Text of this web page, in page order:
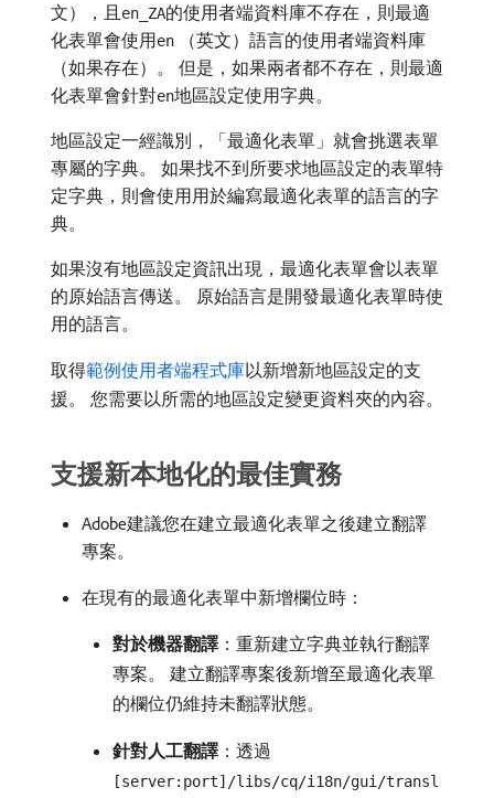
文），且 en_ZA的使用者端資料庫不存在，則最適
化表單會使用en
（英文）語言的使用者端資料庫
（如果存在）。 但是，如果兩者都不存在，則最適
化表單會針對en地區設定使用字典。
地區設定一經識別，「最適化表單」就會挑選表單
專屬的字典。 如果找不到所要求地區設定的表單特
定字典，則會使用用於編寫最適化表單的語言的字
典。
如果沒有地區設定資訊出現，最適化表單會以表單
的原始語言傳送。 原始語言是開發最適化表單時使
用的語言。
取得範例使用者端程式庫以新增新地區設定的支
援。 您需要以所需的地區設定變更資料夾的內容。
支援新本地化的最佳實務
Adobe建議您在建立最適化表單之後建立翻譯
專案。
在現有的最適化表單中新增欄位時：
對於機器翻譯 ：重新建立字典並執行翻譯
專案。 建立翻譯專案後新增至最適化表單
的欄位仍維持未翻譯狀態。
針對人工翻譯 ：透過
[server:port]/libs/cq/i18n/gui/transl